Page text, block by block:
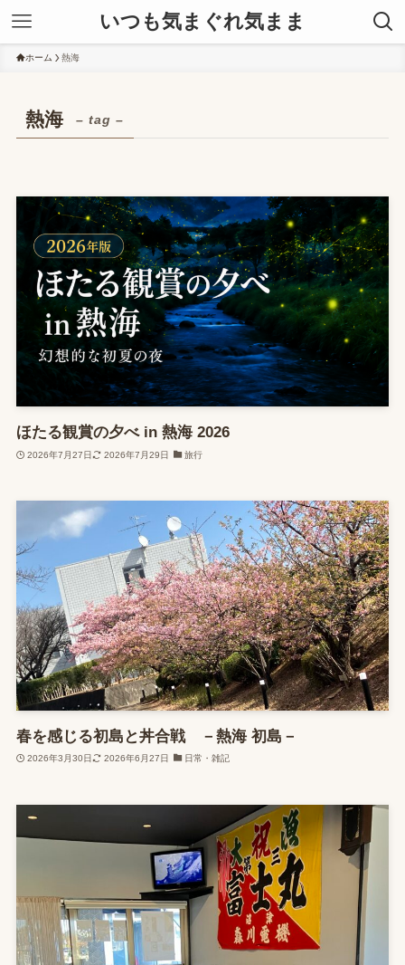
いつも気まぐれ気まま
ホーム 熱海
熱海 – tag –
ほたる観賞の夕べ in 熱海 2026
2026年7月27日 2026年7月29日 旅行
春を感じる初島と丼合戦 －熱海 初島－
2026年3月30日 2026年6月27日 日常・雑記